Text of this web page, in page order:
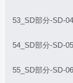
53_SD部分-SD-
54_SD部分-SD-
55_SD部分-SD-